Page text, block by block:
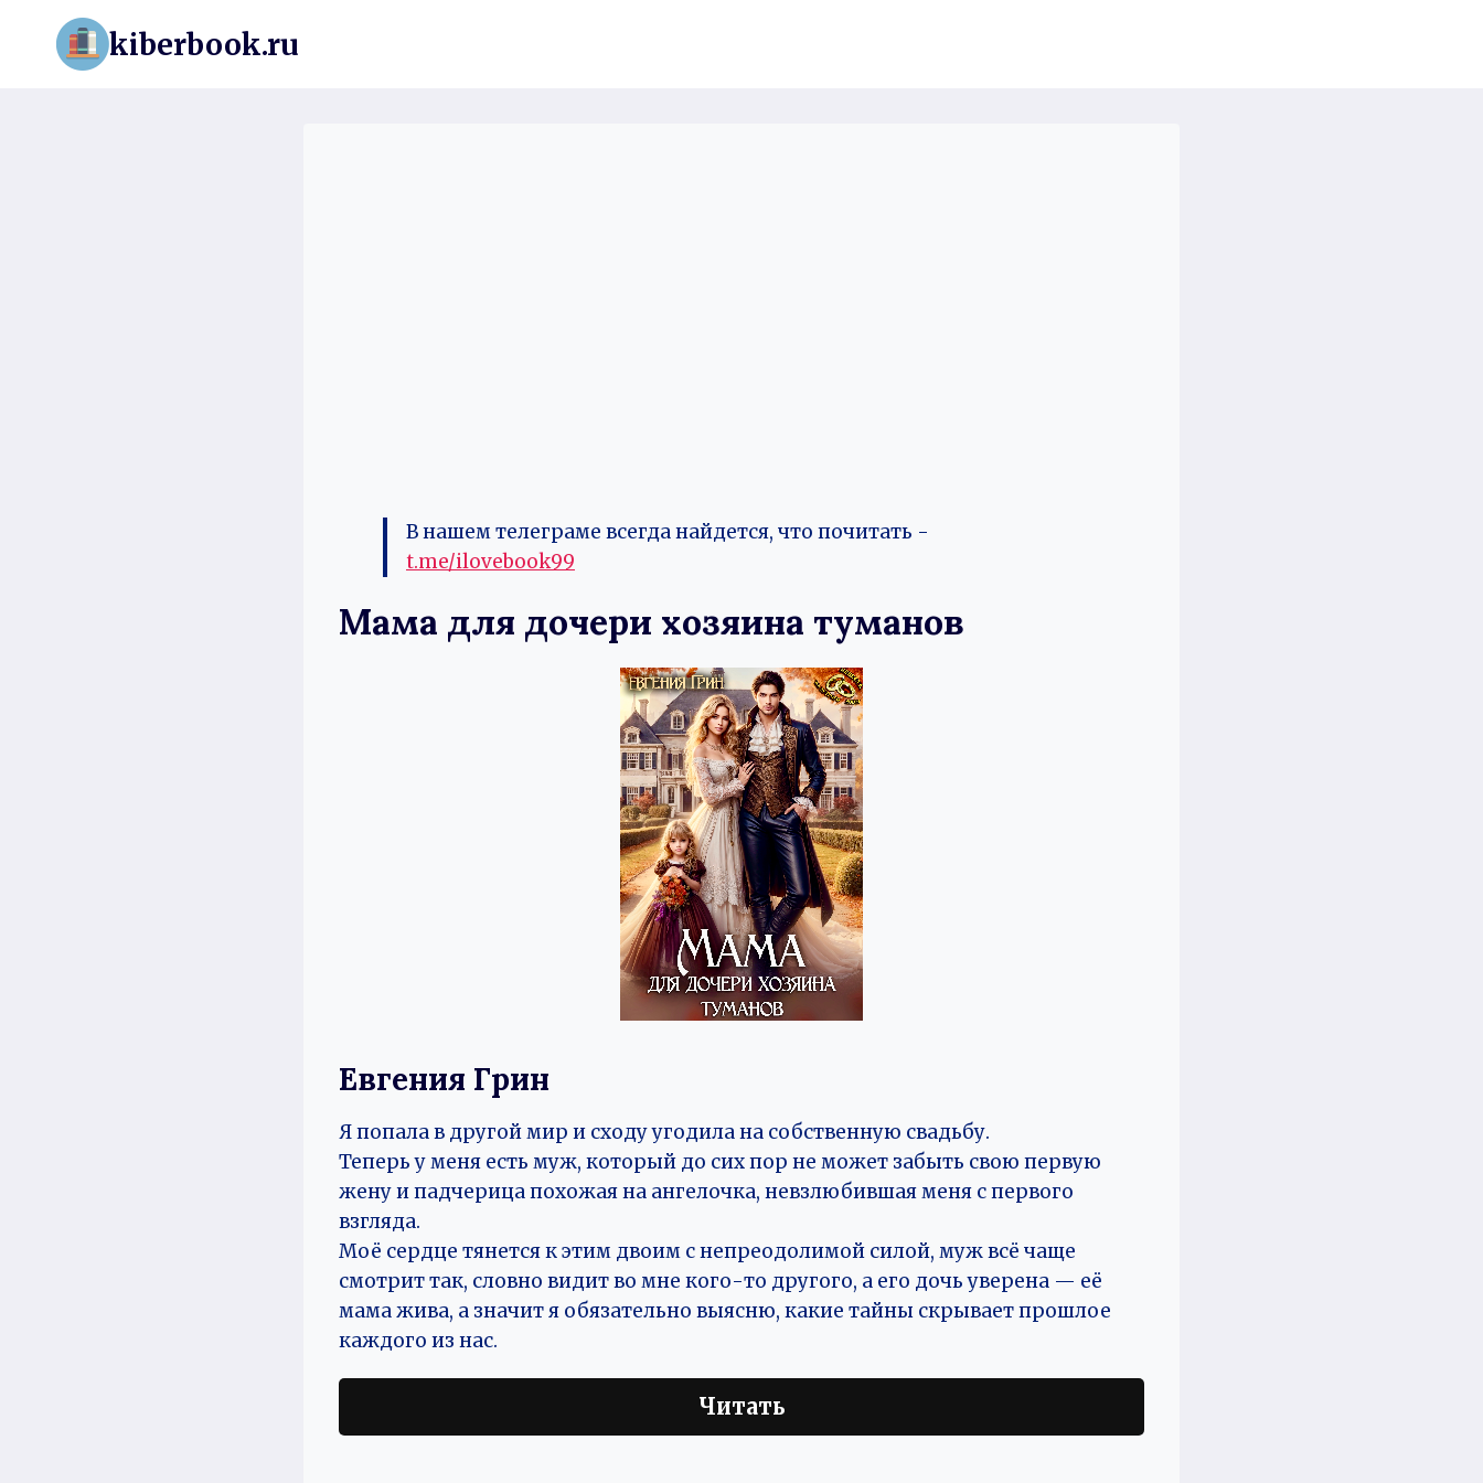
Перейти
содержимому
kiberbook.ru
В нашем телеграме всегда найдется, что почитать -
t.me/ilovebook99
Мама для дочери хозяина туманов
Евгения Грин
Я попала в другой мир и сходу угодила на собственную свадьбу.
Теперь у меня есть муж, который до сих пор не может забыть свою первую
жену и падчерица похожая на ангелочка, невзлюбившая меня с первого
взгляда.
Моё сердце тянется к этим двоим с непреодолимой силой, муж всё чаще
смотрит так, словно видит во мне кого-то другого, а его дочь уверена — её
мама жива, а значит я обязательно выясню, какие тайны скрывает прошлое
каждого из нас.
Читать